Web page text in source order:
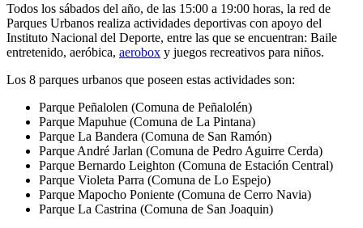
Todos los sábados del año, de las 15:00 a 19:00 horas, la red de
Parques Urbanos realiza actividades deportivas con apoyo del
Instituto Nacional del Deporte, entre las que se encuentran: Baile
entretenido, aeróbica, aerobox y juegos recreativos para niños.
Los 8 parques urbanos que poseen estas actividades son:
Parque Peñalolen (Comuna de Peñalolén)
Parque Mapuhue (Comuna de La Pintana)
Parque La Bandera (Comuna de San Ramón)
Parque André Jarlan (Comuna de Pedro Aguirre Cerda)
Parque Bernardo Leighton (Comuna de Estación Central)
Parque Violeta Parra (Comuna de Lo Espejo)
Parque Mapocho Poniente (Comuna de Cerro Navia)
Parque La Castrina (Comuna de San Joaquin)